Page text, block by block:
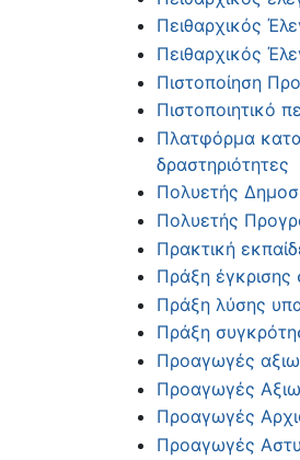
Πειθαρχικός
Πειθαρχικός
Πιστοποίηση
Πιστοποιητικό
Πλατφόρμα
δραστηριότητες
Πολυετής
Πολυετής
Πρακτική
Πράξη
Πράξη λύσης
Πράξη
Προαγωγές
Προαγωγές
Προαγωγές
Προαγωγές